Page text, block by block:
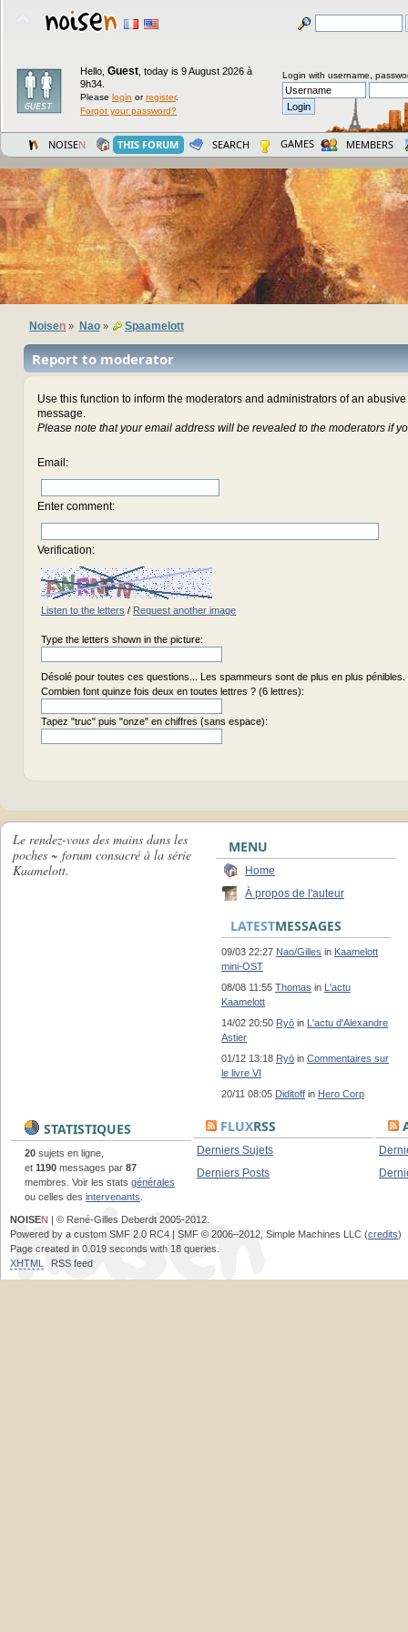
Hello, Guest today is 9 August 2026 à
9h34.
Please login orregister.
Forgot your password?
Login with username,
NOISEN THIS FORUM SEARCH GAMES MEMBERS
Noisen » Nao» Spaamelott
Report to moderator
Use this function to inform the moderators and administrators of an
message.
Please note that your email address will be revealed to the moderators if
Email :
Enter comment:
Verification:
Listen to the letters / Request another image
Type the letters shown in the picture:
Désolé pour toutes ces questions... Les spammeurs sont de plus en plus pénibles.
Combien font quinze fois deux en toutes lettres ? (6 lettres):
Tapez "truc" puis "onze" en chiffres (sans espace):
Le rendez-vous des mains dans les
poches ~ forum consacré à la série
Kaamelott.
MENU
Home
À propos de l'auteur
LATESTMESSAGES
09/03 22:27 Nao/Gilles in Kaamelott
mini-OST
08/08 11:55 Thomas in L'actu
Kaamelott
14/02 20:50 Ryō in L'actu d'Alexandre
Astier
01/12 13:18 Ryō in Commentaires sur
le livre VI
20/11 08:05 Diditoff in Hero Corp
STATISTIQUES
20 sujets en ligne,
et 1190 messages par 87
membres. Voir les stats générales
ou celles des intervenants
FLUXRSS
Derniers Sujets
Derniers Posts
NOISEN | © René-Gilles Deberdt 2005-2012.
Powered by a custom SMF 2.0 RC4 | SMF © 2006–2012, Simple Machines LLC (credits)
Page created in 0.019 seconds with 18 queries.
XHTML
RSS feed